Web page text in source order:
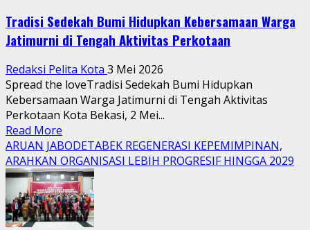
Tradisi Sedekah Bumi Hidupkan Kebersamaan Warga
Jatimurni di Tengah Aktivitas Perkotaan
Redaksi Pelita Kota 3 Mei 2026
Spread the loveTradisi Sedekah Bumi Hidupkan
Kebersamaan Warga Jatimurni di Tengah Aktivitas
Perkotaan Kota Bekasi, 2 Mei...
Read More
more
about
Tradisi
Sedekah
Bumi
Hidupkan
ARUAN JABODETABEK REGENERASI KEPEMIMPINAN,
ARAHKAN ORGANISASI LEBIH PROGRESIF HINGGA 2029